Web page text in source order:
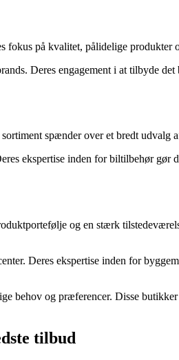
på kvalitet, pålidelige
Deres engagement i at tilbyde
spænder over et bredt udvalg
ekspertise inden for biltilbehør
og en stærk
Deres ekspertise inden for
behov og præferencer. Disse
tilbud